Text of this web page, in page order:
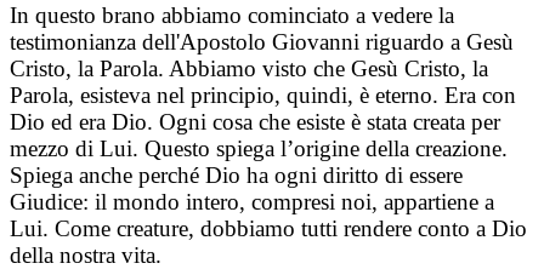
In questo brano abbiamo cominciato a vedere la
testimonianza dell'Apostolo Giovanni riguardo a Gesù
Cristo, la Parola. Abbiamo visto che Gesù Cristo, la
Parola, esisteva nel principio, quindi, è eterno. Era con
Dio ed era Dio. Ogni cosa che esiste è stata creata per
mezzo di Lui. Questo spiega l’origine della creazione.
Spiega anche perché Dio ha ogni diritto di essere
Giudice: il mondo intero, compresi noi, appartiene a
Lui. Come creature, dobbiamo tutti rendere conto a Dio
della nostra vita.